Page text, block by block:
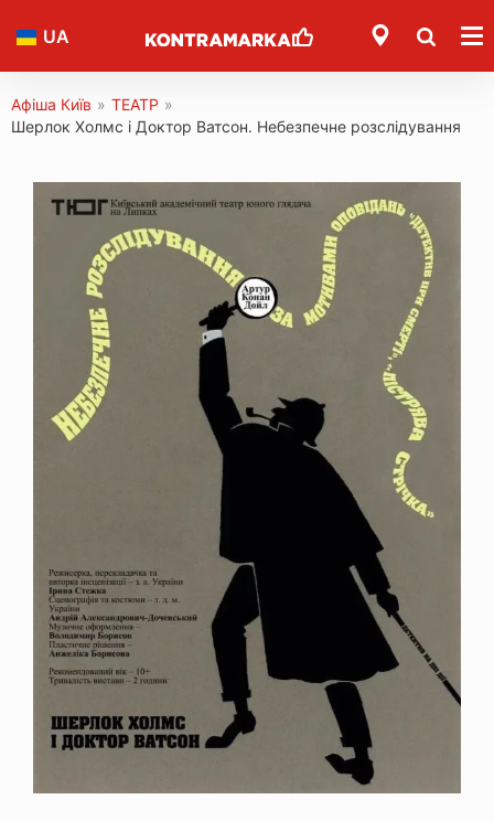
UA
Афіша Київ » ТЕАТР »
Шерлок Холмс і Доктор Ватсон. Небезпечне розслідування